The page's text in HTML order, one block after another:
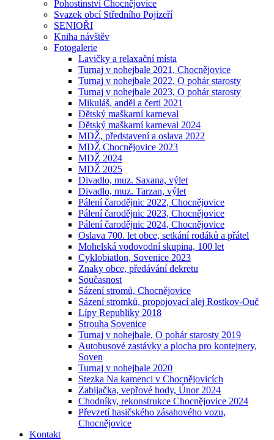
Pohostinství Chocnějovice
Svazek obcí Středního Pojizeří
SENIOŘI
Kniha návštěv
Fotogalerie
Lavičky a relaxační místa
Turnaj v nohejbale 2021, Chocnějovice
Turnaj v nohejbale 2022, O pohár starosty
Turnaj v nohejbale 2023, O pohár starosty
Mikuláš, anděl a čerti 2021
Dětský maškarní karneval
Dětský maškarní karneval 2024
MDŽ, představení a oslava 2022
MDŽ Chocnějovice 2023
MDŽ 2024
MDŽ 2025
Divadlo, muz. Saxana, výlet
Divadlo, muz. Tarzan, výlet
Pálení čarodějnic 2022, Chocnějovice
Pálení čarodějnic 2023, Chocnějovice
Pálení čarodějnic 2024, Chocnějovice
Oslava 700. let obce, setkání rodáků a přátel
Mohelská vodovodní skupina, 100 let
Cyklobiatlon, Sovenice 2023
Znaky obce, předávání dekretu
Současnost
Sázení stromů, Chocnějovice
Sázení stromků, propojovací alej Rostkov-Ouč
Lípy Republiky 2018
Strouha Sovenice
Turnaj v nohejbale, O pohár starosty 2019
Autobusové zastávky a plocha pro kontejnery,
Soven
Turnaj v nohejbale 2020
Stezka Na kamenci v Chocnějovicích
Zabijačka, vepřové hody, Únor 2024
Chodníky, rekonstrukce Chocnějovice 2024
Převzetí hasičského zásahového vozu,
Chocnějovice
Kontakt